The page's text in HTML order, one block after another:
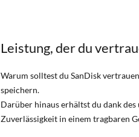
Leistung, der du
Warum solltest du SanDisk
speichern.
Darüber hinaus erhältst du dank
Zuverlässigkeit in einem tragbaren